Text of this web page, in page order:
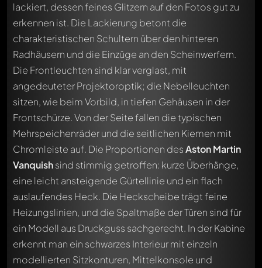
lackiert, dessen feines Glitzern auf den Fotos gut zu
erkennen ist. Die Lackierung betont die
charakteristischen Schultern über den hinteren
Radhäusern und die Einzüge an den Scheinwerfern.
Die Frontleuchten sind klar verglast, mit
angedeuteter Projektoroptik; die Nebelleuchten
sitzen, wie beim Vorbild, in tiefen Gehäusen in der
Frontschürze. Von der Seite fallen die typischen
Mehrspeichenräder und die seitlichen Kiemen mit
Chromleiste auf. Die Proportionen desAston Martin
Vanquishsind stimmig getroffen: kurze Überhänge,
eine leicht ansteigende Gürtellinie und ein flach
auslaufendes Heck. Die Heckscheibe trägt feine
Heizungslinien, und die Spaltmaße der Türen sind für
ein Modell aus Druckguss sachgerecht. In der Kabine
erkennt man ein schwarzes Interieur mit einzeln
modellierten Sitzkonturen, Mittelkonsole und